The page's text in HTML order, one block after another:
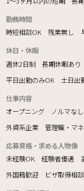
勤務時間
時短相談OK
残業無し
休日・休暇
週休2日制
長期休暇あり
平日出勤のみOK
土日出
仕事内容
オープニング
ノルマなし
外資系企業
管理職・マ
応募資格・求める人物像
未経験OK
経験者優遇
外国籍歓迎
ビザ取得相